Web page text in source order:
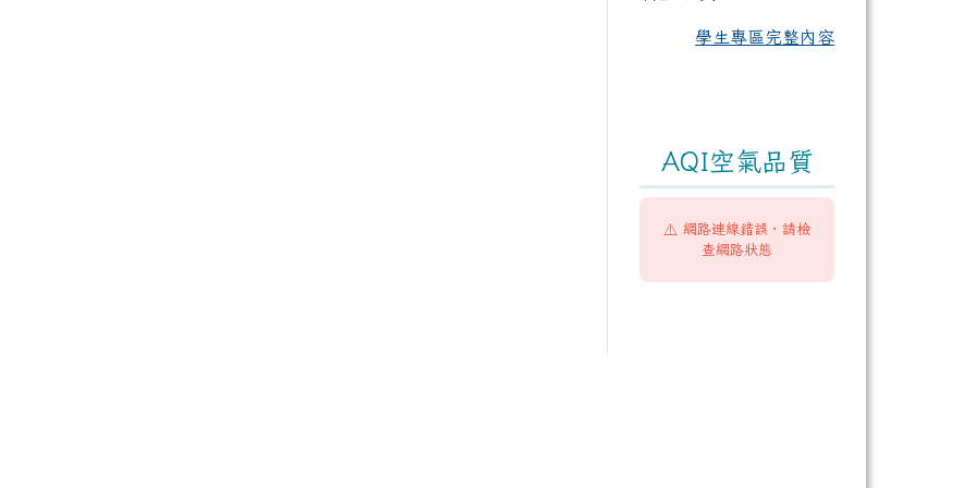
學生專區完整內容
AQI空氣品質
⚠️ 網路連線錯誤，請檢
查網路狀態